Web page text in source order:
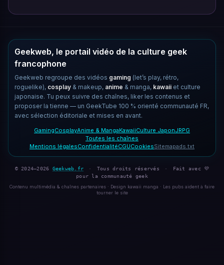
Geekweb, le portail vidéo de la culture geek
francophone
Geekweb regroupe des vidéos gaming (let’s play, rétro,
roguelike), cosplay & makeup, anime & manga, kawaii et culture
japonaise. Tu peux suivre des chaînes, liker les contenus et
proposer la tienne — un GeekTube 100 % orienté communauté FR,
avec sélection éditoriale et mises en avant.
GamingCosplayAnime & MangaKawaiiCulture JaponJRPG
Toutes les chaînes
Mentions légalesConfidentialitéCGUCookiesSitemapads.txt
© 2024–2026 Geekweb.fr · Tous droits réservés ·
Fait avec 💜
pour la communauté geek
Contenu multimédia & chaînes partenaires · Design kawaii manga · Les pubs aident à faire
tourner le site